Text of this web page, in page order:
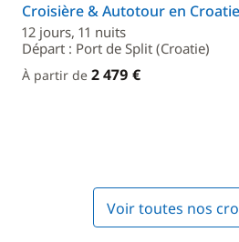
Croisière & Autotour en Croatie
12 jours, 11 nuits
Départ : Port de Split (Croatie)
À partir de 2 479 €
Voir toutes nos